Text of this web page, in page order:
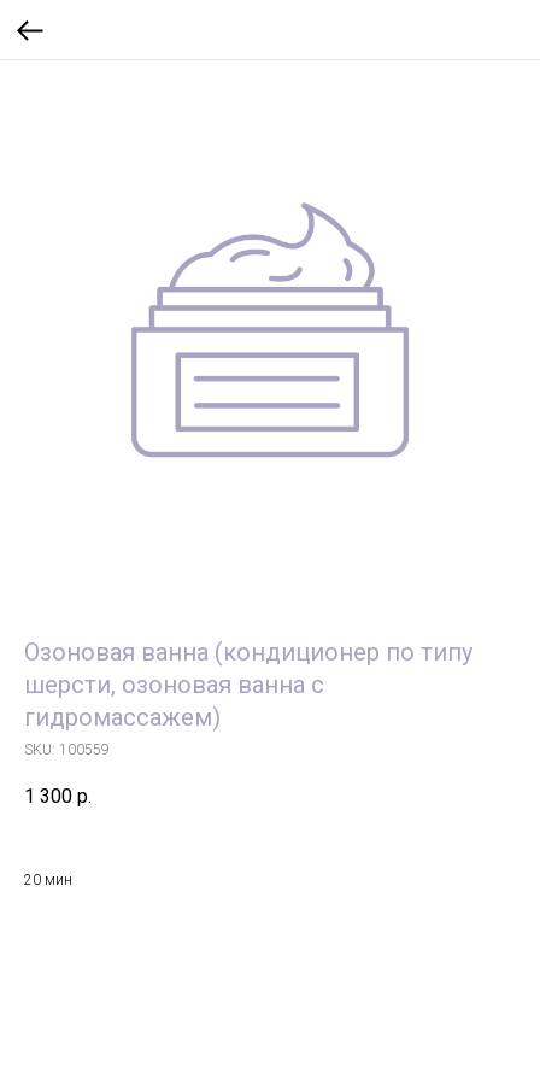
Озоновая ванна (кондиционер по типу
шерсти, озоновая ванна с
гидромассажем)
SKU: 100559
1 300 р.
20 мин